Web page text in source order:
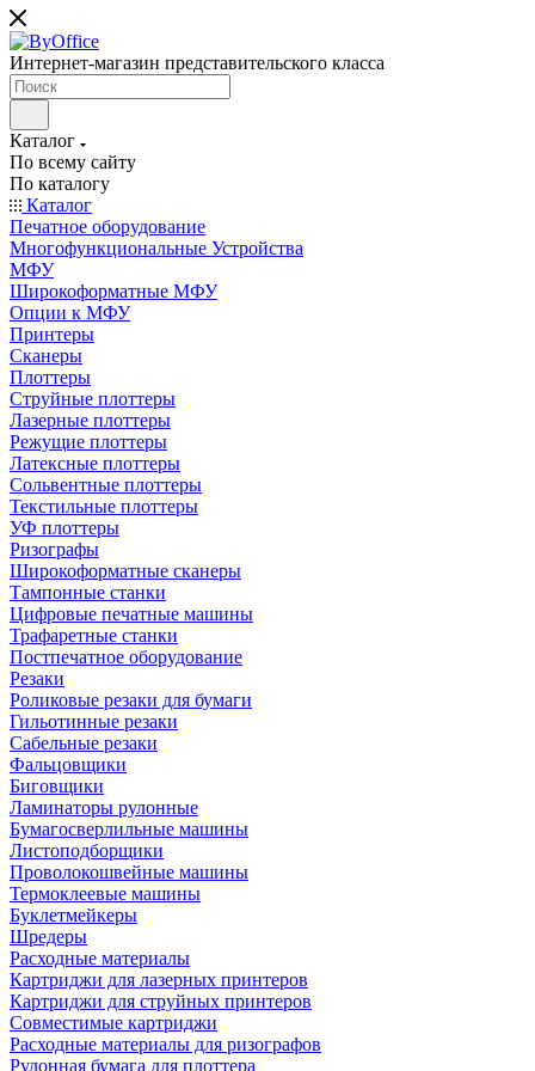
Интернет-магазин представительского класса
Каталог
По всему сайту
По каталогу
Каталог
Печатное оборудование
Многофункциональные Устройства
МФУ
Широкоформатные МФУ
Опции к МФУ
Принтеры
Сканеры
Плоттеры
Струйные плоттеры
Лазерные плоттеры
Режущие плоттеры
Латексные плоттеры
Сольвентные плоттеры
Текстильные плоттеры
УФ плоттеры
Ризографы
Широкоформатные сканеры
Тампонные станки
Цифровые печатные машины
Трафаретные станки
Постпечатное оборудование
Резаки
Роликовые резаки для бумаги
Гильотинные резаки
Сабельные резаки
Фальцовщики
Биговщики
Ламинаторы рулонные
Бумагосверлильные машины
Листоподборщики
Проволокошвейные машины
Термоклеевые машины
Буклетмейкеры
Шредеры
Расходные материалы
Картриджи для лазерных принтеров
Картриджи для струйных принтеров
Совместимые картриджи
Расходные материалы для ризографов
Рулонная бумага для плоттера